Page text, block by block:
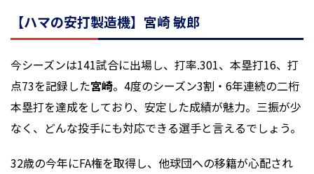
【ハマの安打製造機】宮崎 敏郎
今シーズンは141試合に出場し、打率.301、本塁打16、打
点73を記録した宮崎。4度のシーズン3割・6年連続の二桁
本塁打を達成をしており、安定した成績が魅力。三振が少
なく、どんな投手にも対応できる選手と言えるでしょう。
32歳の今年にFA権を取得し、他球団への移籍が心配され